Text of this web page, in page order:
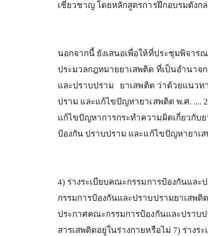
เชี่ยวชาญ โดยหลักสูตรการฝึกอบรมดังก
นอกจากนี้ ยังเสนอเพื่อให้ที่ประชุมพิจาร
ประมวลกฎหมายยาเสพติด ที่เป็นอำนาจ
และปราบปราม
ยาเสพติด ว่าด้วยแนวท
ปราม และแก้ไขปัญหายาเสพติด พ.ศ. ....
แก้ไขปัญหาการกระทำความผิดเกี่ยวกับ
ป้องกัน ปราบปราม และแก้ไขปัญหายาเ
4) ร่างระเบียบคณะกรรมการป้องกันแล
กรรมการป้องกันและปราบปรามยาเสพติด
ประกาศคณะกรรมการป้องกันและปราบป
สารเสพติดอยู่ในร่างกายหรือไม่ 7) ร่างร